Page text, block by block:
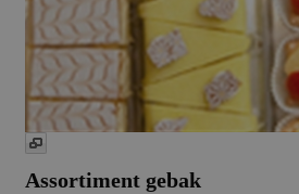
Assortiment gebak